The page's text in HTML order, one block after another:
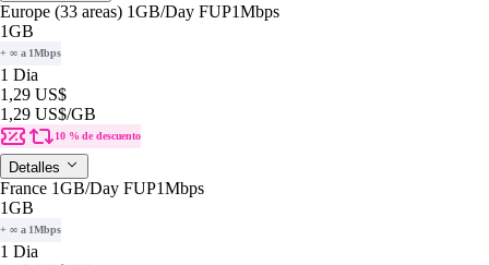
Europe (33 areas) 1GB/Day FUP1Mbps
1GB
+ ∞ a 1Mbps
1 Dia
1,29 US$
1,29 US$/GB
10 % de descuento
Detalles
France 1GB/Day FUP1Mbps
1GB
+ ∞ a 1Mbps
1 Dia